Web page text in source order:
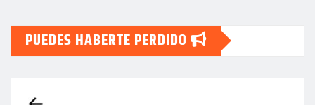
PUEDES HABERTE PERDIDO